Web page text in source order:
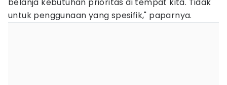
untuk penggunaan yang spesifik," paparnya.